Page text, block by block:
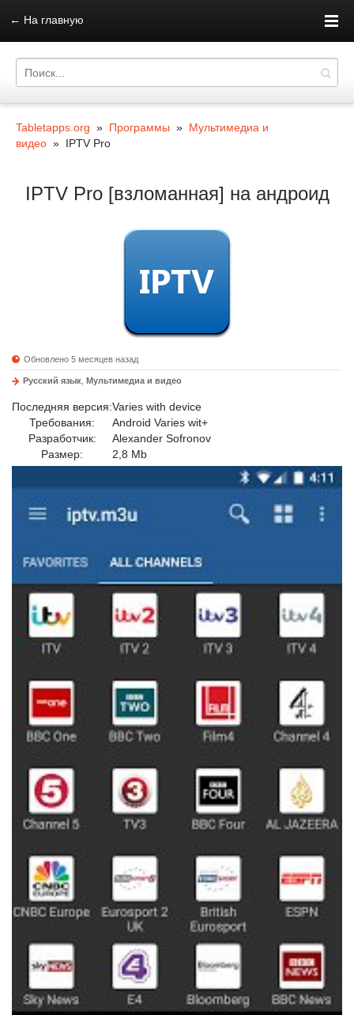
← На главную
Tabletapps.org » Программы » Мультимедиа и
видео » IPTV Pro
IPTV Pro [взломанная] на андроид
Обновлено 5 месяцев назад
Русский язык Мультимедиа и видео
Последняя версия:Varies with device
Требования:
Android Varies wit+
Разработчик:
Alexander Sofronov
Размер:
2,8 Mb